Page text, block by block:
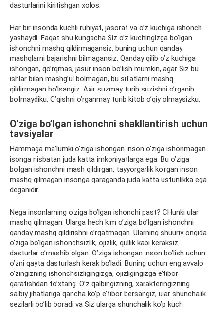
dasturlarini kiritishgan xolos.
Har bir insonda kuchli ruhiyat, jasorat va o’z kuchiga ishonch
yashaydi. Faqat shu kungacha Siz o’z kuchingizga bo’lgan
ishonchni mashq qildirmagansiz, buning uchun qanday
mashqlarni bajarishni bilmagansiz. Qanday qilib o’z kuchiga
ishongan, qo’rqmas, jasur inson bo’lish mumkin, agar Siz bu
ishlar bilan mashg’ul bolmagan, bu sifatlarni mashq
qildirmagan bo’lsangiz. Axir suzmay turib suzishni o’rganib
bo’lmaydiku. O’qishni o’rganmay turib kitob o’qiy olmaysizku.
O’ziga bo’lgan ishonchni shakllantirish uchun
tavsiyalar
Hammaga ma’lumki o’ziga ishongan inson o’ziga ishonmagan
isonga nisbatan juda katta imkoniyatlarga ega. Bu o’ziga
bo’lgan ishonchni mash qildirgan, tayyorgarlik ko’rgan inson
mashq qilmagan insonga qaraganda juda katta ustunlikka ega
deganidir.
Nega insonlarning o’ziga bo’lgan ishonchi past? CHunki ular
mashq qilmagan. Ularga hech kim o’ziga bo’lgan ishonchni
qanday mashq qildirishni o’rgatmagan. Ularning shuuriy ongida
o’ziga bo’lgan ishonchsizlik, ojizlik, qullik kabi keraksiz
dasturlar o’rnashib olgan. O’ziga ishongan inson bo’lish uchun
o’zni qayta dasturlash kerak bo’ladi. Buning uchun eng avvalo
o’zingizning ishonchsizligingizga, ojizligingizga e’tibor
qaratishdan to’xtang. O’z qalbingizning, xarakteringizning
salbiy jihatlariga qancha ko’p e’tibor bersangiz, ular shunchalik
sezilarli bo’lib boradi va Siz ularga shunchalik ko’p kuch